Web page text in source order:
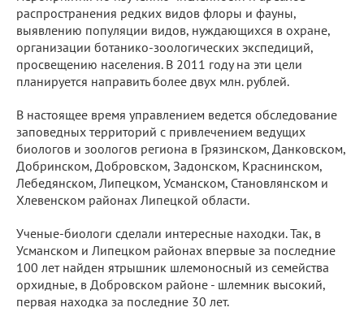
распространения редких видов флоры и фауны,
выявлению популяции видов, нуждающихся в охране,
организации ботанико-зоологических экспедиций,
просвещению населения. В 2011 году на эти цели
планируется направить более двух млн. рублей.
В настоящее время управлением ведется обследование
заповедных территорий с привлечением ведущих
биологов и зоологов региона в Грязинском, Данковском,
Добринском, Добровском, Задонском, Краснинском,
Лебедянском, Липецком, Усманском, Становлянском и
Хлевенском районах Липецкой области.
Ученые-биологи сделали интересные находки. Так, в
Усманском и Липецком районах впервые за последние
100 лет найден ятрышник шлемоносный из семейства
орхидные, в Добровском районе - шлемник высокий,
первая находка за последние 30 лет.